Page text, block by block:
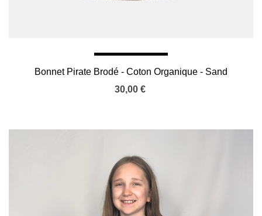
Bonnet Pirate Brodé - Coton Organique - Sand
30,00 €